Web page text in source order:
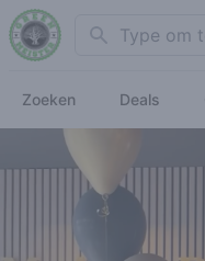
Search
Zoeken Deals